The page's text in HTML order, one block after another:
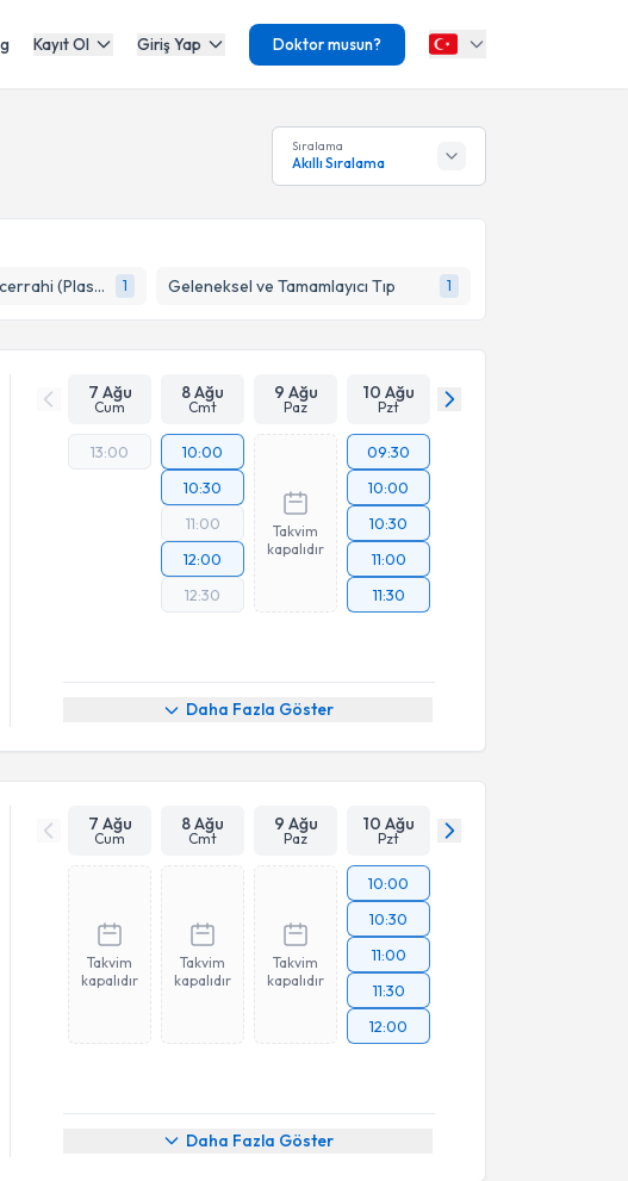
Kayıt Ol Giriş Yap Doktor musun?
Sıralama
Akıllı Sıralama
El Cerrahisi ve Mikrocerrahi (Plastik Rekonstrüktif ve Estetik Cerrahi) 1 Geleneksel ve Tamamlayıcı Tıp 1
7 Ağu
Cum
8 Ağu
Cmt
9 Ağu
Paz
10 Ağu
Pzt
13:00
10:00
10:30
11:00
12:00
12:30
Takvim
kapalıdır
09:30
10:00
10:30
11:00
11:30
Daha Fazla Göster
7 Ağu
Cum
8 Ağu
Cmt
9 Ağu
Paz
10 Ağu
Pzt
Takvim
kapalıdır
Takvim
kapalıdır
Takvim
kapalıdır
10:00
10:30
11:00
11:30
12:00
Daha Fazla Göster